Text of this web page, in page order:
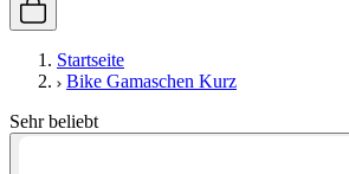
Startseite
Bike Gamaschen Kurz
Sehr beliebt